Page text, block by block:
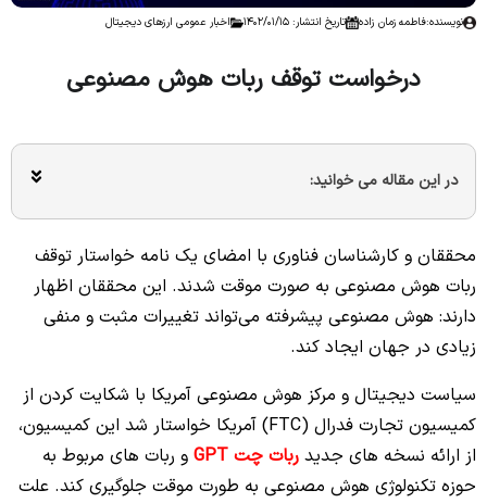
نویسنده:فاطمه زمان زاده تاریخ انتشار: 1402/01/15 اخبار عمومی ارزهای دیجیتال
درخواست توقف ربات هوش مصنوعی
در این مقاله می خوانید:
محققان و کارشناسان فناوری با امضای یک نامه خواستار توقف
ربات هوش مصنوعی به صورت موقت شدند. این محققان اظهار
دارند: هوش مصنوعی پیشرفته می‌تواند تغییرات مثبت و منفی
زیادی در جهان ایجاد کند.
سیاست دیجیتال و مرکز هوش مصنوعی آمریکا با شکایت کردن از
کمیسیون تجارت فدرال (FTC) آمریکا خواستار شد این کمیسیون،
از ارائه نسخه های جدید ربات چت GPT
و ربات های مربوط به
حوزه تکنولوژی هوش مصنوعی به طورت موقت جلوگیری کند. علت